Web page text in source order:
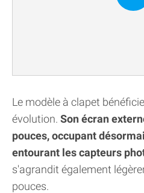
Le modèle à clapet
évolution. Son écran
pouces, occupant
entourant les capteurs
s'agrandit également
pouces.